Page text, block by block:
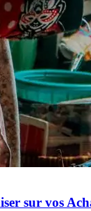
sur vos